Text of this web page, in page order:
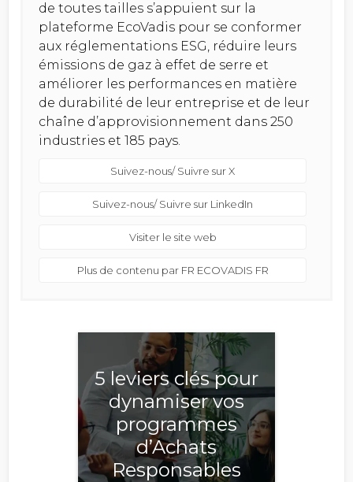
de toutes tailles s’appuient sur la
plateforme EcoVadis pour se conformer
aux réglementations ESG, réduire leurs
émissions de gaz à effet de serre et
améliorer les performances en matière
de durabilité de leur entreprise et de leur
chaîne d’approvisionnement dans 250
industries et 185 pays.
Suivez-nous/ Suivre sur X
Suivez-nous/ Suivre sur LinkedIn
Visiter le site web
Plus de contenu par FR ECOVADIS FR
5 leviers clés pour
dynamiser vos
programmes
d’Achats
Responsables